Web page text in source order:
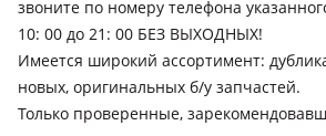
1995 - 2001 E110, 2000 - 2008 E120 (E12/
2013 E140/150 (E15), 2012 - 2016 E180
E180 рестайлинг, 2019 - н.в. E210
Toyota Estima
1990 - 1999 1 поколение (R1/R2), 1999 -
звоните по номеру телефона
10: 00 до 21: 00 БЕЗ ВЫХОДНЫХ!
Имеется широкий ассортимент:
новых, оригинальных б/у запчастей.
Только проверенные,